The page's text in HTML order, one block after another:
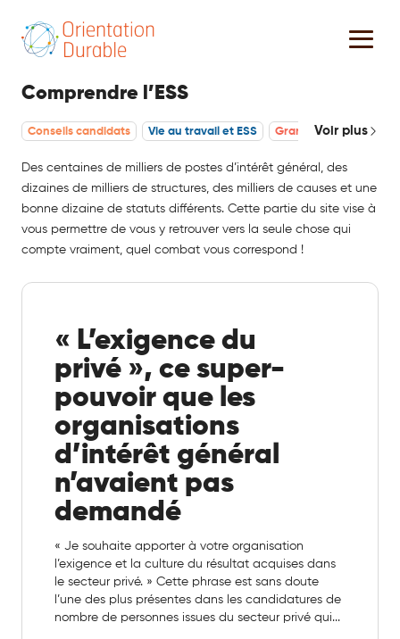
Comprendre l’ESS
Conseils candidats Vie au travail et ESS Grande démisison
Voir plus
Des centaines de milliers de postes d’intérêt général, des
dizaines de milliers de structures, des milliers de causes et une
bonne dizaine de statuts différents. Cette partie du site vise à
vous permettre de vous y retrouver vers la seule chose qui
compte vraiment, quel combat vous correspond !
« L’exigence du
privé », ce super-
pouvoir que les
organisations
d’intérêt général
n’avaient pas
demandé
« Je souhaite apporter à votre organisation
l’exigence et la culture du résultat acquises dans
le secteur privé. » Cette phrase est sans doute
l’une des plus présentes dans les candidatures de
nombre de personnes issues du secteur privé qui...